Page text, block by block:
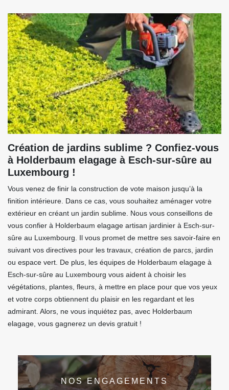
Création de jardins sublime ? Confiez-vous
à Holderbaum elagage à Esch-sur-sûre au
Luxembourg !
Vous venez de finir la construction de vote maison jusqu’à la
finition intérieure. Dans ce cas, vous souhaitez aménager votre
extérieur en créant un jardin sublime. Nous vous conseillons de
vous confier à Holderbaum elagage artisan jardinier à Esch-sur-
sûre au Luxembourg. Il vous promet de mettre ses savoir-faire en
suivant vos directives pour les travaux, création de parcs, jardin
ou espace vert. De plus, les équipes de Holderbaum elagage à
Esch-sur-sûre au Luxembourg vous aident à choisir les
végétations, plantes, fleurs, à mettre en place pour que vos yeux
et votre corps obtiennent du plaisir en les regardant et les
admirant. Alors, ne vous inquiétez pas, avec Holderbaum
elagage, vous gagnerez un devis gratuit !
NOS ENGAGEMENTS